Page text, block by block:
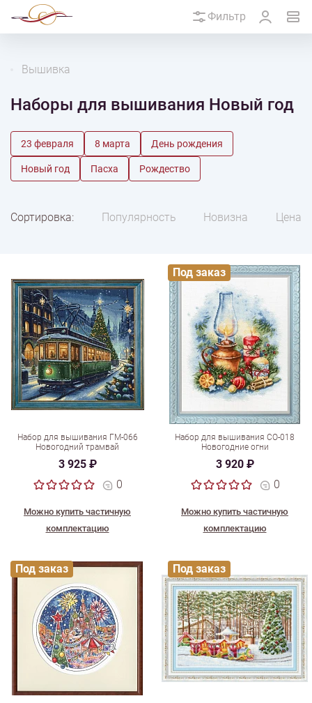
Фильтр
Вышивка
Наборы для вышивания Новый год
23 февраля 8 марта День рождения
Новый год Пасха Рождество
Сортировка: Популярность Новизна Цена
Набор для вышивания ГМ-066
Новогодний трамвай
3 925 ₽
0
Можно купить частичную
комплектацию
Набор для вышивания СО-018
Новогодние огни
3 920 ₽
0
Можно купить частичную
комплектацию
Под заказ
Под заказ Под заказ